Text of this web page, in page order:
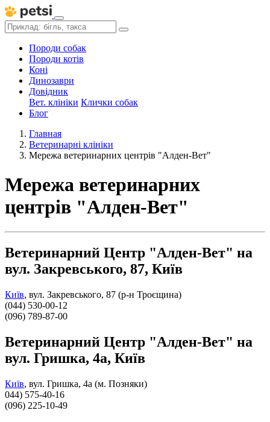
Породи собак
Породи котів
Коні
Динозаври
Довідник
Вет. клініки Клички собак
Блог
Главная
Ветеринарні клініки
Мережа ветеринарних центрів "Алден-Вет"
Мережа ветеринарних
центрів "Алден-Вет"
Ветеринарний Центр "Алден-Вет" на
вул. Закревського, 87, Київ
Київ, вул. Закревського, 87 (р-н Троєщина)
(044) 530-00-12
(096) 789-87-00
Ветеринарний Центр "Алден-Вет" на
вул. Гришка, 4а, Київ
Київ, вул. Гришка, 4а (м. Позняки)
044) 575-40-16
(096) 225-10-49